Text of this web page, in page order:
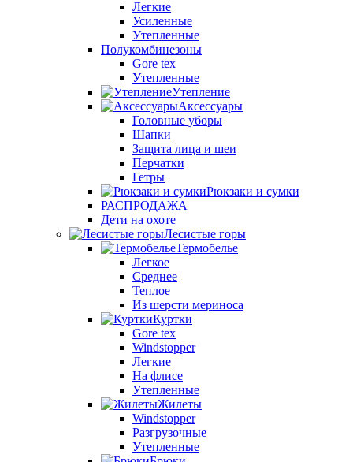
Легкие
Усиленные
Утепленные
Полукомбинезоны
Gore tex
Утепленные
Утепление
Аксессуары
Головные уборы
Шапки
Защита лица и шеи
Перчатки
Гетры
Рюкзаки и сумки
РАСПРОДАЖА
Дети на охоте
Лесистые горы
Термобелье
Легкое
Среднее
Теплое
Из шерсти мериноса
Куртки
Gore tex
Windstopper
Легкие
На флисе
Утепленные
Жилеты
Windstopper
Разгрузочные
Утепленные